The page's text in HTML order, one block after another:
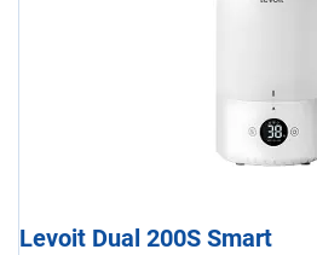
Levoit Dual 200S Smart